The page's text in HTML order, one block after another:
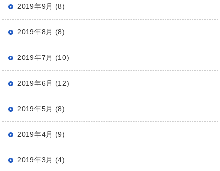
2019年9月 (8)
2019年8月 (8)
2019年7月 (10)
2019年6月 (12)
2019年5月 (8)
2019年4月 (9)
2019年3月 (4)